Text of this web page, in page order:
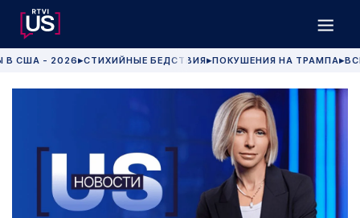
В США - 2026 ▶СТИХИЙНЫЕ БЕДСТВИЯ▶ПОКУШЕНИЯ НА ТРАМПА▶